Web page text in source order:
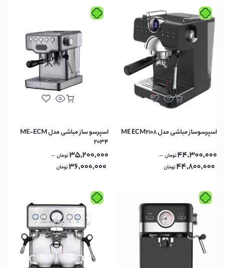
اسپرسوساز مباشی مدل ME ECM2108
44,300,000تومان –
44,800,000تومان
اسپرسو ساز مباشی مدل ME-ECM
2034
35,200,000تومان –
36,000,000تومان